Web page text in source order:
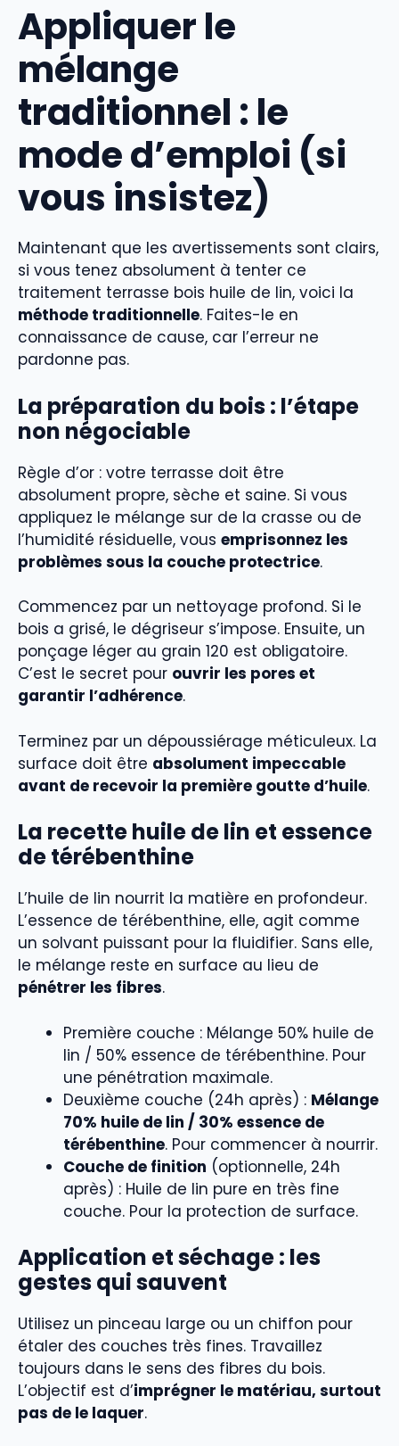
Appliquer le
mélange
traditionnel : le
mode d’emploi (si
vous insistez)
Maintenant que les avertissements sont clairs,
si vous tenez absolument à tenter ce
traitement terrasse bois huile de lin, voici la
méthode traditionnelle. Faites-le en
connaissance de cause, car l’erreur ne
pardonne pas.
La préparation du bois : l’étape
non négociable
Règle d’or : votre terrasse doit être
absolument propre, sèche et saine. Si vous
appliquez le mélange sur de la crasse ou de
l’humidité résiduelle, vous emprisonnez les
problèmes sous la couche protectrice.
Commencez par un nettoyage profond. Si le
bois a grisé, le dégriseur s’impose. Ensuite, un
ponçage léger au grain 120 est obligatoire.
C’est le secret pour ouvrir les pores et
garantir l’adhérence.
Terminez par un dépoussiérage méticuleux. La
surface doit être absolument impeccable
avant de recevoir la première goutte d’huile.
La recette huile de lin et essence
de térébenthine
L’huile de lin nourrit la matière en profondeur.
L’essence de térébenthine, elle, agit comme
un solvant puissant pour la fluidifier. Sans elle,
le mélange reste en surface au lieu de
pénétrer les fibres.
Première couche : Mélange 50% huile de
lin / 50% essence de térébenthine. Pour
une pénétration maximale.
Deuxième couche (24h après) : Mélange
70% huile de lin / 30% essence de
térébenthine. Pour commencer à nourrir.
Couche de finition (optionnelle, 24h
après) : Huile de lin pure en très fine
couche. Pour la protection de surface.
Application et séchage : les
gestes qui sauvent
Utilisez un pinceau large ou un chiffon pour
étaler des couches très fines. Travaillez
toujours dans le sens des fibres du bois.
L’objectif est d’imprégner le matériau, surtout
pas de le laquer.